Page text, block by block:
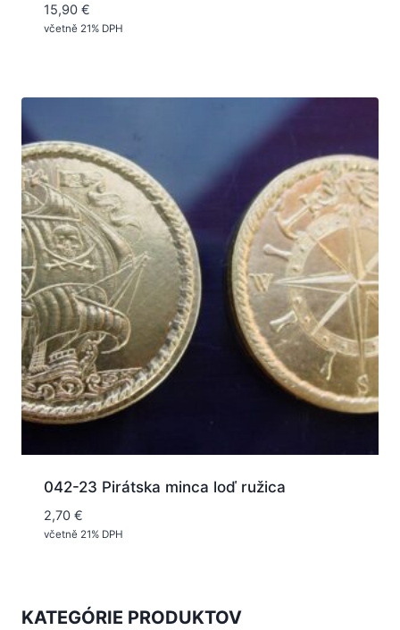
15,90 €
včetně 21% DPH
042-23 Pirátska minca loď ružica
2,70 €
včetně 21% DPH
KATEGÓRIE PRODUKTOV